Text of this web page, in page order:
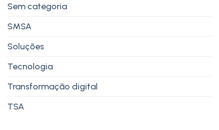
Sem categoria
SMSA
Soluções
Tecnologia
Transformação digital
TSA